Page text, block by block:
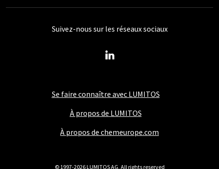
Se faire connaître avec LUMITOS
À propos de LUMITOS
À propos de chemeurope.com
Suivez-nous sur les réseaux sociaux
© 1997-2026 LUMITOS AG, All rights reserved